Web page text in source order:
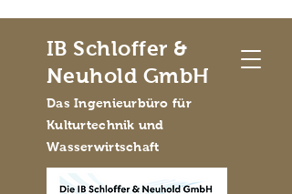
IB Schloffer &
Neuhold GmbH
Das Ingenieurbüro für
Kulturtechnik und
Wasserwirtschaft